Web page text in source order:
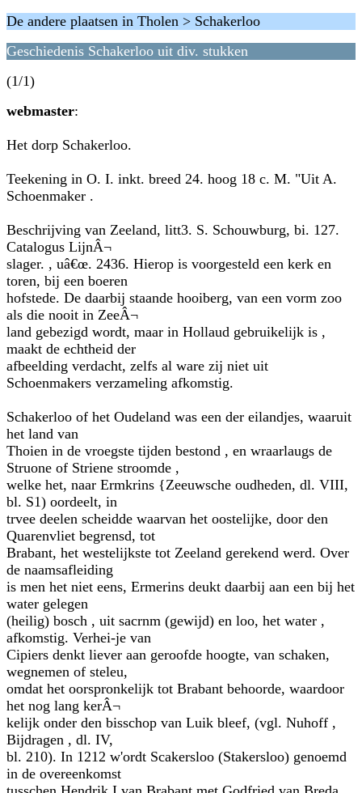
De andere plaatsen in Tholen > Schakerloo
Geschiedenis Schakerloo uit div. stukken
(1/1)
webmaster:
Het dorp Schakerloo.
Teekening in O. I. inkt. breed 24. hoog 18 c. M. "Uit A.
Schoenmaker .
Beschrijving van Zeeland, litt3. S. Schouwburg, bi. 127.
Catalogus LijnÂ¬
slager. , uâ€œ. 2436. Hierop is voorgesteld een kerk en
toren, bij een boeren
hofstede. De daarbij staande hooiberg, van een vorm zoo
als die nooit in ZeeÂ¬
land gebezigd wordt, maar in Hollaud gebruikelijk is ,
maakt de echtheid der
afbeelding verdacht, zelfs al ware zij niet uit
Schoenmakers verzameling afkomstig.
Schakerloo of het Oudeland was een der eilandjes, waaruit
het land van
Thoien in de vroegste tijden bestond , en wraarlaugs de
Struone of Striene stroomde ,
welke het, naar Ermkrins {Zeeuwsche oudheden, dl. VIII,
bl. S1) oordeelt, in
trvee deelen scheidde waarvan het oostelijke, door den
Quarenvliet begrensd, tot
Brabant, het westelijkste tot Zeeland gerekend werd. Over
de naamsafleiding
is men het niet eens, Ermerins deukt daarbij aan een bij het
water gelegen
(heilig) bosch , uit sacrnm (gewijd) en loo, het water ,
afkomstig. Verhei-je van
Cipiers denkt liever aan geroofde hoogte, van schaken,
wegnemen of steleu,
omdat het oorspronkelijk tot Brabant behoorde, waardoor
het nog lang kerÂ¬
kelijk onder den bisschop van Luik bleef, (vgl. Nuhoff ,
Bijdragen , dl. IV,
bl. 210). In 1212 w'ordt Scakersloo (Stakersloo) genoemd
in de overeenkomst